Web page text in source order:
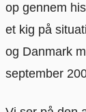
op gennem
et kig på
og Danmark
september